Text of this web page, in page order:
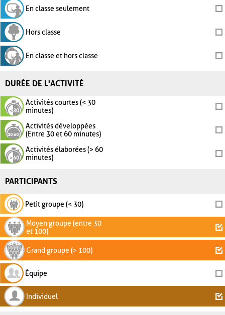
En classe seulement
Hors classe
En classe et hors classe
DURÉE DE L'ACTIVITÉ
Activités courtes (< 30
minutes)
Activités développées
(Entre 30 et 60 minutes)
Activités élaborées (> 60
minutes)
PARTICIPANTS
Petit groupe (< 30)
Moyen groupe (entre 30
et 100)
Grand groupe (> 100)
Équipe
Individuel